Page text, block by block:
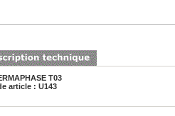
T03
article : U143